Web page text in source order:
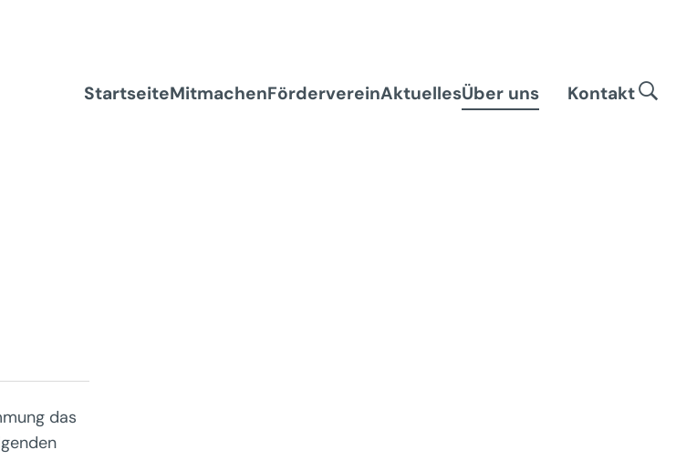
StartseiteMitmachenFördervereinAktuellesÜber uns Kontakt
das